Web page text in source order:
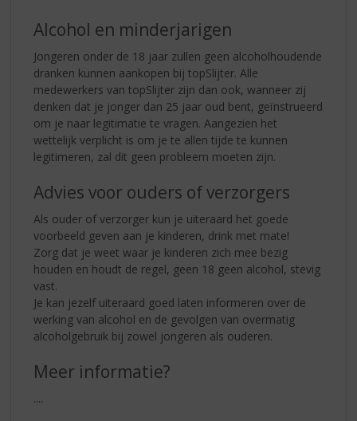
Alcohol en minderjarigen
Jongeren onder de 18 jaar zullen geen alcoholhoudende
dranken kunnen aankopen bij topSlijter. Alle
medewerkers van topSlijter zijn dan ook, wanneer zij
denken dat je jonger dan 25 jaar oud bent, geïnstrueerd
om je naar legitimatie te vragen. Aangezien het
wettelijk verplicht is om je te allen tijde te kunnen
legitimeren, zal dit geen probleem moeten zijn.
Advies voor ouders of verzorgers
Als ouder of verzorger kun je uiteraard het goede
voorbeeld geven aan je kinderen, drink met mate!
Zorg dat je weet waar je kinderen zich mee bezig
houden en houdt de regel, geen 18 geen alcohol, stevig
vast.
Je kan jezelf uiteraard goed laten informeren over de
werking van alcohol en de gevolgen van overmatig
alcoholgebruik bij zowel jongeren als ouderen.
Meer informatie?
....